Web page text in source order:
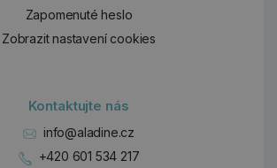
Zapomenuté heslo
Zobrazit nastavení cookies
Kontaktujte nás
info@aladine.cz
+420 601 534 217